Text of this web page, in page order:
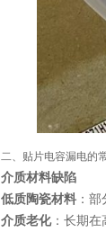
二、贴片电容漏电的
介质材料缺陷
低质陶瓷材料 ：
介质老化：长期在